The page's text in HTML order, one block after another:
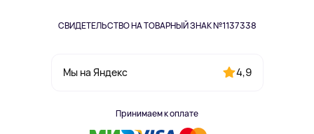
СВИДЕТЕЛЬСТВО НА ТОВАРНЫЙ ЗНАК №1137338
Мы на Яндекс 4,9
Принимаем к оплате